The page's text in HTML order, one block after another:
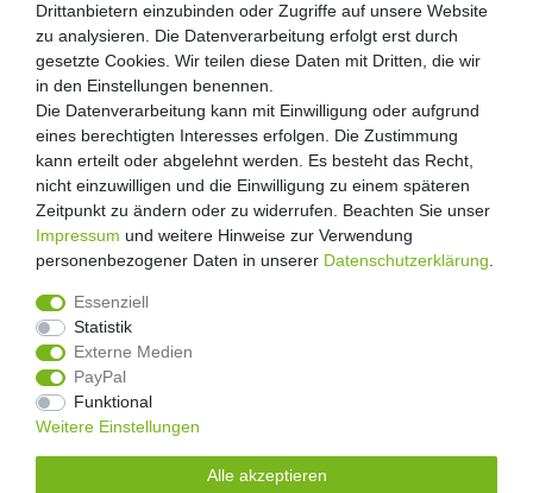
Über uns
Zahlung und Versand
Retouren
Zooheld Blog
Widerrufsrecht
Vertrag widerrufen
Geschäftsbedingungen
Datenschutzerklärung
Kontakt
Impressum
Unsere Artikel sind gelistet auf:
Drittanbietern einzubinden oder Zugriffe auf unsere Website
zu analysieren. Die Datenverarbeitung erfolgt erst durch
gesetzte Cookies. Wir teilen diese Daten mit Dritten, die wir
in den Einstellungen benennen.
Die Datenverarbeitung kann mit Einwilligung oder aufgrund
eines berechtigten Interesses erfolgen. Die Zustimmung
kann erteilt oder abgelehnt werden. Es besteht das Recht,
nicht einzuwilligen und die Einwilligung zu einem späteren
Zeitpunkt zu ändern oder zu widerrufen. Beachten Sie unser
Impressum und weitere Hinweise zur Verwendung
personenbezogener Daten in unserer Daten­schutz­erklärung
Essenziell
Statistik
Externe Medien
PayPal
Funktional
Weitere Einstellungen
Alle akzeptieren
Drittanbietern einzubinden oder Zugriffe auf unsere Website
zu analysieren. Die Datenverarbeitung erfolgt erst durch
gesetzte Cookies. Wir teilen diese Daten mit Dritten, die wir
in den Einstellungen benennen.
Die Datenverarbeitung kann mit Einwilligung oder aufgrund
eines berechtigten Interesses erfolgen. Die Zustimmung
kann erteilt oder abgelehnt werden. Es besteht das Recht,
nicht einzuwilligen und die Einwilligung zu einem späteren
Zeitpunkt zu ändern oder zu widerrufen. Beachten Sie unser
Impressum und weitere Hinweise zur Verwendung
personenbezogener Daten in unserer Daten­schutz­erklärung
Essenziell
Statistik
Externe Medien
PayPal
Funktional
Weitere Einstellungen
Alle akzeptieren